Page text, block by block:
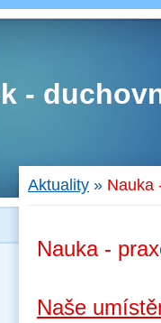
-
Aktuality » Nauka
Nauka -
Naše